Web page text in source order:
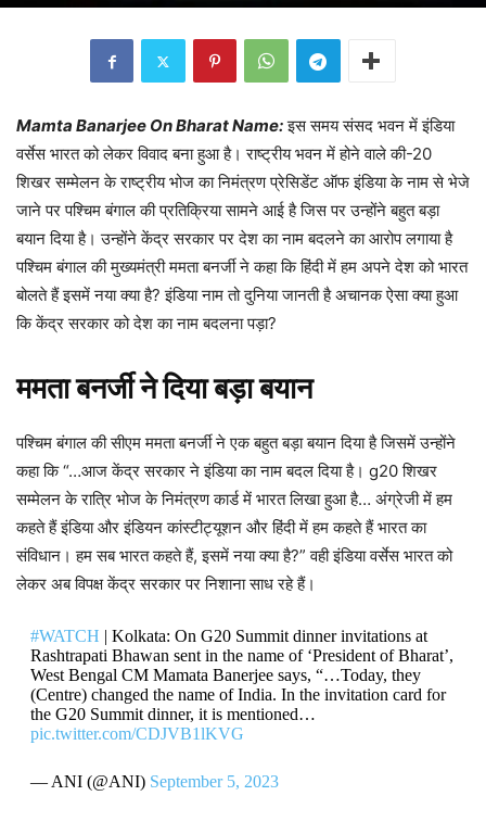
Mamta Banarjee On Bharat Name:इस समय संसद भवन में इंडिया
वर्सेस भारत को लेकर विवाद बना हुआ है। राष्ट्रीय भवन में होने वाले की-20
शिखर सम्मेलन के राष्ट्रीय भोज का निमंत्रण प्रेसिडेंट ऑफ इंडिया के नाम से भेजे
जाने पर पश्चिम बंगाल की प्रतिक्रिया सामने आई है जिस पर उन्होंने बहुत बड़ा
बयान दिया है। उन्होंने केंद्र सरकार पर देश का नाम बदलने का आरोप लगाया है
पश्चिम बंगाल की मुख्यमंत्री ममता बनर्जी ने कहा कि हिंदी में हम अपने देश को भारत
बोलते हैं इसमें नया क्या है? इंडिया नाम तो दुनिया जानती है अचानक ऐसा क्या हुआ
कि केंद्र सरकार को देश का नाम बदलना पड़ा?
ममता बनर्जी ने दिया बड़ा बयान
पश्चिम बंगाल की सीएम ममता बनर्जी ने एक बहुत बड़ा बयान दिया है जिसमें उन्होंने
कहा कि “…आज केंद्र सरकार ने इंडिया का नाम बदल दिया है। g20 शिखर
सम्मेलन के रात्रि भोज के निमंत्रण कार्ड में भारत लिखा हुआ है… अंग्रेजी में हम
कहते हैं इंडिया और इंडियन कांस्टीट्यूशन और हिंदी में हम कहते हैं भारत का
संविधान। हम सब भारत कहते हैं, इसमें नया क्या है?” वही इंडिया वर्सेस भारत को
लेकर अब विपक्ष केंद्र सरकार पर निशाना साध रहे हैं।
#WATCH | Kolkata: On G20 Summit dinner invitations at
Rashtrapati Bhawan sent in the name of ‘President of Bharat’,
West Bengal CM Mamata Banerjee says, “…Today, they
(Centre) changed the name of India. In the invitation card for
the G20 Summit dinner, it is mentioned…
pic.twitter.com/CDJVB1lKVG
— ANI (@ANI) September 5, 2023